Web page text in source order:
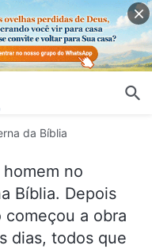
da Bíblia
no
Bíblia. Depois
começou a obra
dias, todos que